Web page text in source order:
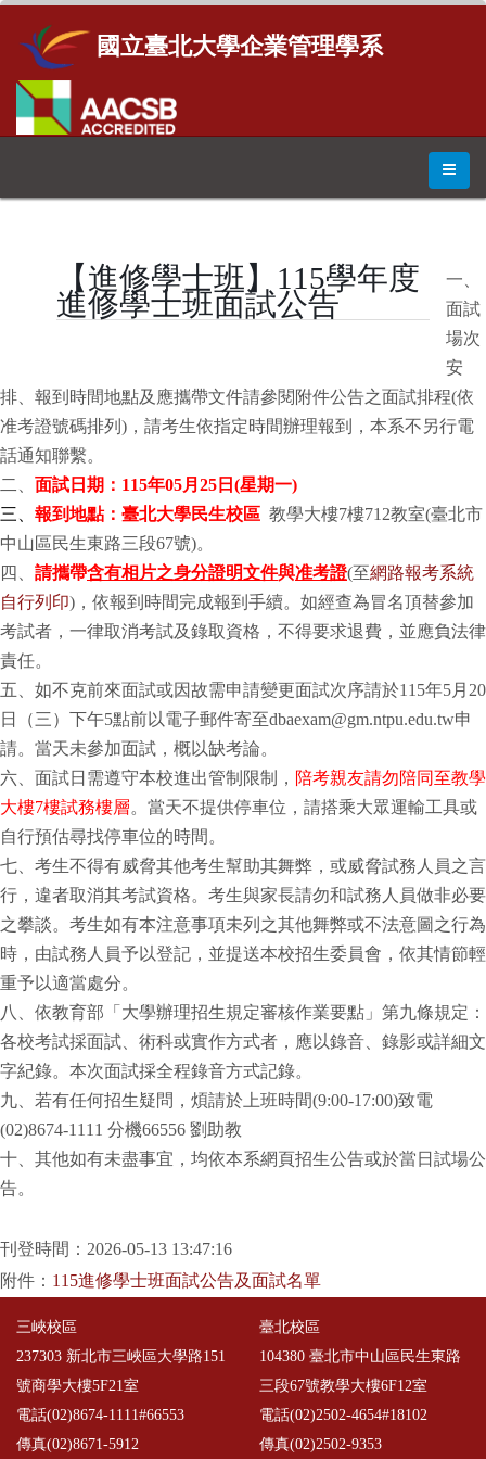
國立臺北大學企業管理學系
【進修學士班】115學年度
進修學士班面試公告
一、
面試
場次
安
排、報到時間地點及應攜帶文件請參閱附件公告之面試排程(依
准考證號碼排列)，請考生依指定時間辦理報到，本系不另行電
話通知聯繫。
二、 面試日期： 115年05月 25 日 (星期一)
三、 報到地點：臺北大學民生校區 教學大樓7樓712教室(臺北市
中山區民生東路三段67號)。
四、 請攜帶含有相片之身分證明文件與准考證(至網路報考系統
自行列印)，依報到時間完成報到手續。如經查為冒名頂替參加
考試者，一律取消考試及錄取資格，不得要求退費，並應負法律
責任。
五、如不克前來面試或因故需申請變更面試次序請於115年5月20
日（三）下午5點前以電子郵件寄至dbaexam@gm.ntpu.edu.tw申
請。當天未參加面試，概以缺考論。
六、面試日需遵守本校進出管制限制， 陪考親友請勿陪同至教學
大樓7樓試務樓層。當天不提供停車位，請搭乘大眾運輸工具或
自行預估尋找停車位的時間。
七、考生不得有威脅其他考生幫助其舞弊，或威脅試務人員之言
行，違者取消其考試資格。考生與家長請勿和試務人員做非必要
之攀談。考生如有本注意事項未列之其他舞弊或不法意圖之行為
時，由試務人員予以登記，並提送本校招生委員會，依其情節輕
重予以適當處分。
八、依教育部「大學辦理招生規定審核作業要點」第九條規定：
各校考試採面試、術科或實作方式者，應以錄音、錄影或詳細文
字紀錄。本次面試採全程錄音方式記錄。
九、若有任何招生疑問，煩請於上班時間(9:00-17:00)致電
(02)8674-1111 分機66556 劉助教
十、其他如有未盡事宜，均依本系網頁招生公告或於當日試場公
告。
刊登時間：2026-05-13 13:47:16
附件： 115進修學士班面試公告及面試名單
三峽校區
237303 新北市三峽區大學路151
號商學大樓5F21室
電話(02)8674-1111#66553
傳真(02)8671-5912
臺北校區
104380 臺北市中山區民生東路
三段67號教學大樓6F12室
電話(02)2502-4654#18102
傳真(02)2502-9353